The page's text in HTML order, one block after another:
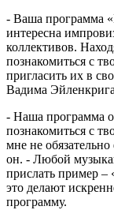
- Ваша программа
интересна
коллективов.
познакомиться с
пригласить их в
Вадима
- Наша программа
познакомиться с
мне не
он. - Любой
прислать пример
это делают
программу.